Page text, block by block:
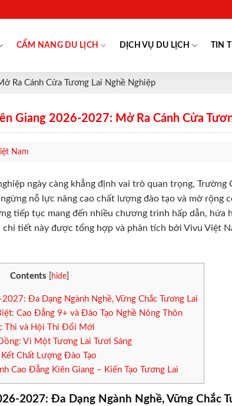
CẨM NANG DU LỊCH DỊCH VỤ DU LỊCH TIN
Ra Cánh Cửa Tương Lai Nghề Nghiệp
Giang 2026-2027: Mở Ra Cánh Cửa
Nam
ngày càng khẳng định vai trò quan trọng, Trường
nỗ lực nâng cao chất lượng đào tạo và mở rộng
tiếp tục mang đến nhiều chương trình hấp dẫn, hứa
tiết này được tổng hợp và phân tích bởi Vivu Việt
Contents hide
Đa Dạng Ngành Nghề, Vững Chắc Tương Lai
Cao Đẳng 9+ và Đào Tạo Nghề Nông Thôn
Thi và Hội Thi Đổi Mới
Vì Một Tương Lai Tươi Sáng
Kết Chất Lượng Đào Tạo
Cao Đẳng Kiên Giang – Kiến Tạo Tương Lai
2027: Đa Dạng Ngành Nghề, Vững Chắc